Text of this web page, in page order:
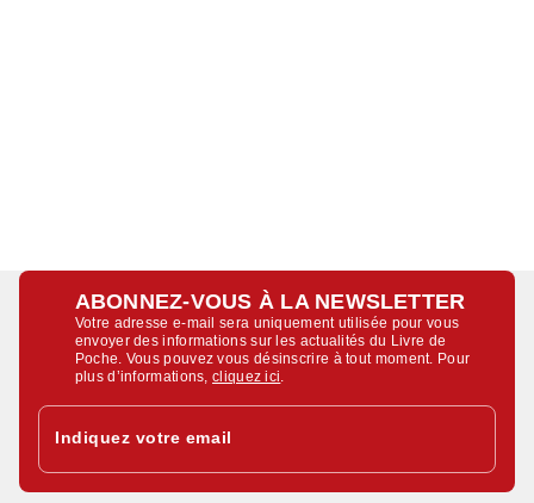
ABONNEZ-VOUS À LA NEWSLETTER
Votre adresse e-mail sera uniquement utilisée pour vous
envoyer des informations sur les actualités du Livre de
Poche. Vous pouvez vous désinscrire à tout moment. Pour
plus d’informations,cliquez ici
Indiquez votre email